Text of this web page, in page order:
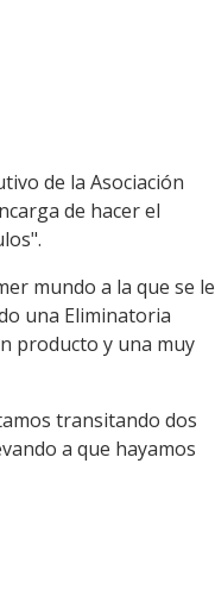
de la Asociación
de hacer el
mundo a la que se le
una Eliminatoria
producto y una muy
transitando dos
a que hayamos